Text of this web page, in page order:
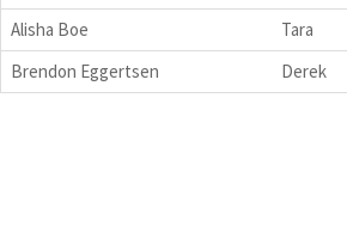
Alisha Boe
Tara
Brendon Eggertsen
Derek